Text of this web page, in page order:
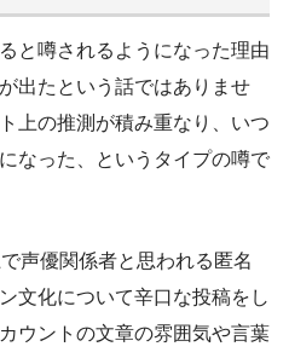
と噂されるようになった理由
出たという話ではありませ
上の推測が積み重なり、いつ
なった、というタイプの噂で
声優関係者と思われる匿名
文化について辛口な投稿をし
ウントの文章の雰囲気や言葉